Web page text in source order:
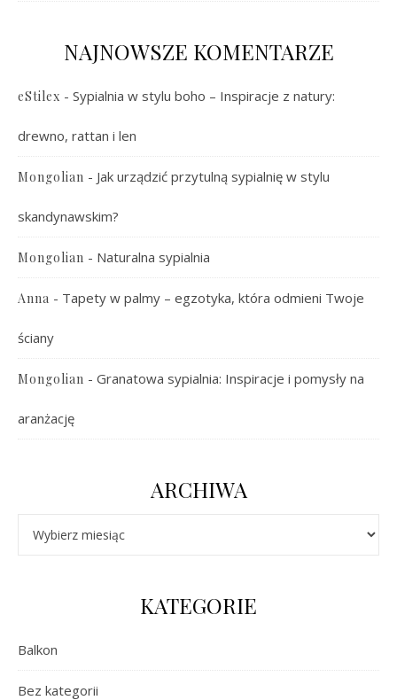
NAJNOWSZE KOMENTARZE
eStilex - Sypialnia w stylu boho – Inspiracje z natury:
drewno, rattan i len
Mongolian - Jak urządzić przytulną sypialnię w stylu
skandynawskim?
Mongolian - Naturalna sypialnia
Anna - Tapety w palmy – egzotyka, która odmieni Twoje
ściany
Mongolian - Granatowa sypialnia: Inspiracje i pomysły na
aranżację
ARCHIWA
KATEGORIE
Balkon
Bez kategorii